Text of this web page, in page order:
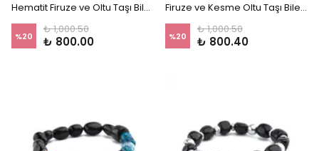
Hematit Firuze ve Oltu Taşı Bileklik
%20
₺ 1,000.50
₺ 800.00
Firuze ve Kesme Oltu Taşı Bileklik
%20
₺ 1,000.50
₺ 800.40